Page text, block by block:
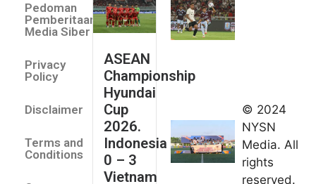
Pedoman
Pemberitaan
Media Siber
Privacy
Policy
Disclaimer
Terms and
Conditions
ASEAN
Championship
Hyundai
Cup
2026.
Indonesia
0 – 3
Vietnam
umum
Kejurnas
Panahan
Junior di
Kudus
© 2024
NYSN
Media. All
rights
reserved.